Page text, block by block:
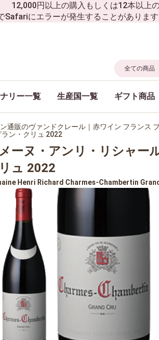
12,000円以上の購入もしくは12本以上
にエラーが発生することがありま
リー一覧 生産国一覧 ギフト商品
通販のヴァンドクレール｜赤ワイン フランス
ラン・クリュ 2022
メーヌ・アンリ・リシャー
ュ 2022
Henri Richard Charmes-Chambertin